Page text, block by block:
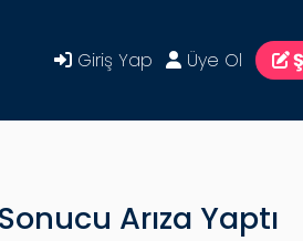
Giriş Yap Üye Ol
Arıza Yaptı